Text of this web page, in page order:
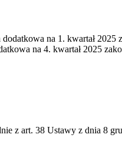
na 1. kwartał 2025
na 4. kwartał 2025
z art. 38 Ustawy z dnia 8